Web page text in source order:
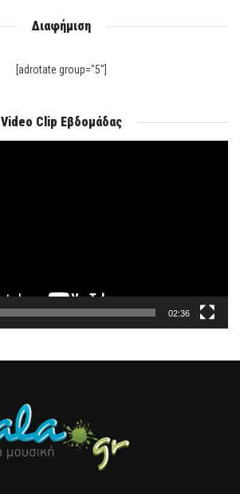
Διαφήμιση
[adrotate group="5"]
Video Clip Εβδομάδας
02:36